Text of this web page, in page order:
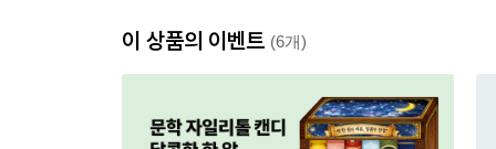
이 상품의 이벤트 (6개)